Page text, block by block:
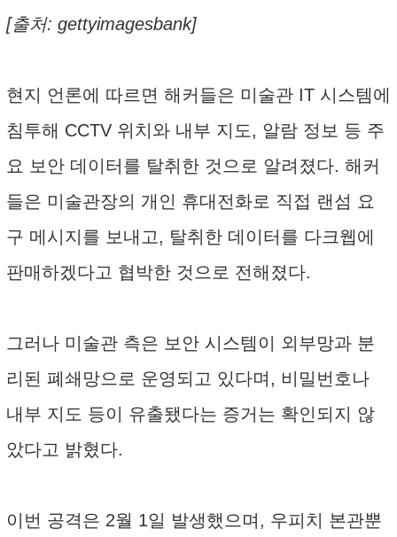
[출처: gettyimagesbank]
현지 언론에 따르면 해커들은 미술관 IT 시스템에
침투해 CCTV 위치와 내부 지도, 알람 정보 등 주
요 보안 데이터를 탈취한 것으로 알려졌다. 해커
들은 미술관장의 개인 휴대전화로 직접 랜섬 요
구 메시지를 보내고, 탈취한 데이터를 다크웹에
판매하겠다고 협박한 것으로 전해졌다.
그러나 미술관 측은 보안 시스템이 외부망과 분
리된 폐쇄망으로 운영되고 있다며, 비밀번호나
내부 지도 등이 유출됐다는 증거는 확인되지 않
았다고 밝혔다.
이번 공격은 2월 1일 발생했으며, 우피치 본관뿐